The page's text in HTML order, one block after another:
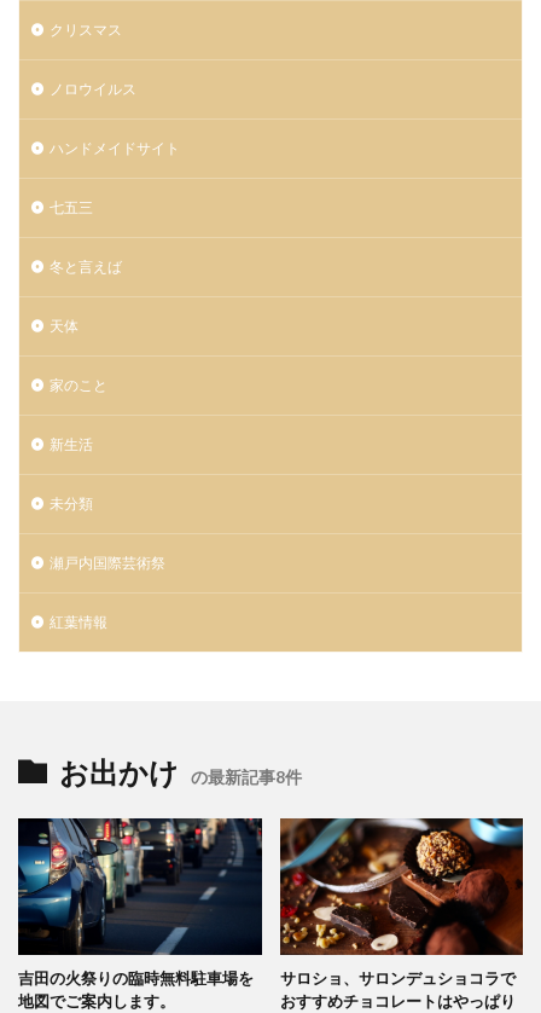
クリスマス
ノロウイルス
ハンドメイドサイト
七五三
冬と言えば
天体
家のこと
新生活
未分類
瀬戸内国際芸術祭
紅葉情報
お出かけ の最新記事8件
吉田の火祭りの臨時無料駐車場を
地図でご案内します。
サロショ、サロンデュショコラで
おすすめチョコレートはやっぱり